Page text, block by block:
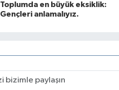
Toplumda en büyük eksiklik:
Gençleri anlamalıyız.